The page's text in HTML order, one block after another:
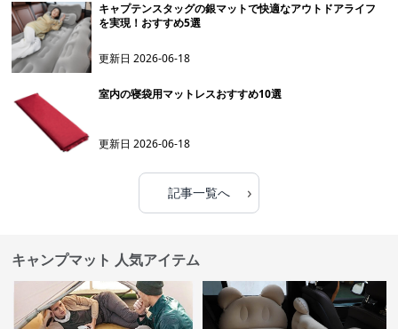
キャプテンスタッグの銀マットで快適なアウトドアライフ
を実現！おすすめ5選
更新日2026-06-18
室内の寝袋用マットレスおすすめ10選
更新日2026-06-18
記事一覧へ ›
キャンプマット 人気アイテム